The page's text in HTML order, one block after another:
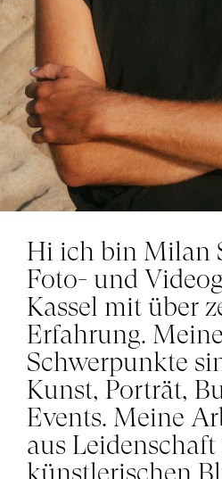
Hi ich bin Milan
Foto- und
Kassel mit über
Erfahrung. Meine
Schwerpunkte
Kunst, Porträt,
Events. Meine
aus
künstlerischen